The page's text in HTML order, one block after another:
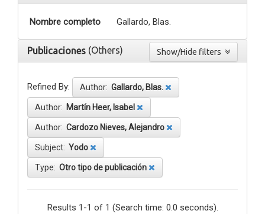
Nombre completo Gallardo, Blas.
Publicaciones (Others)
Refined By: Author: Gallardo, Blas.
Author: Martín Heer, Isabel
Author: Cardozo Nieves, Alejandro
Subject: Yodo
Type: Otro tipo de publicación
Results 1-1 of 1 (Search time: 0.0 seconds).